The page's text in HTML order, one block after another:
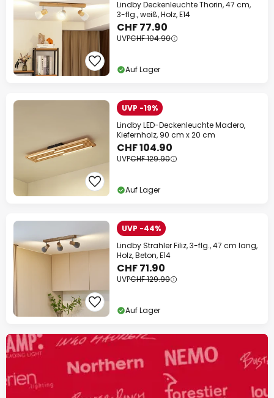
Lindby Deckenleuchte Thorin, 47 cm,
3-flg., weiß, Holz, E14
CHF 77.90
UVPCHF 104.90
Auf Lager
UVP -19%
Lindby LED-Deckenleuchte Madero,
Kiefernholz, 90 cm x 20 cm
CHF 104.90
UVPCHF 129.90
Auf Lager
UVP -44%
Lindby Strahler Filiz, 3-flg., 47 cm lang,
Holz, Beton, E14
CHF 71.90
UVPCHF 129.90
Auf Lager